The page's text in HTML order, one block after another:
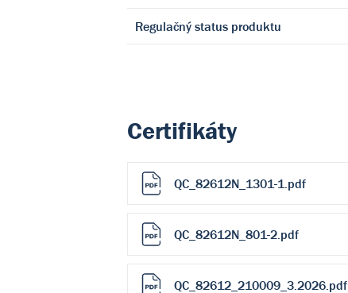
Regulačný status produktu
Certifikáty
QC_82612N_1301-1.pdf
QC_82612N_801-2.pdf
QC_82612_210009_3.2026.pdf